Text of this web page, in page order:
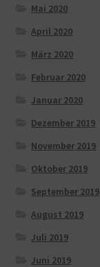
Mai 2020
April 2020
März 2020
Februar 2020
Januar 2020
Dezember 2019
November 2019
Oktober 2019
September 2019
August 2019
Juli 2019
Juni 2019